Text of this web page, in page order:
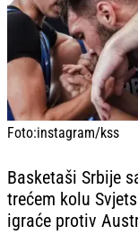
Foto:instagram/kss
Basketaši Srbije
trećem kolu
igraće protiv